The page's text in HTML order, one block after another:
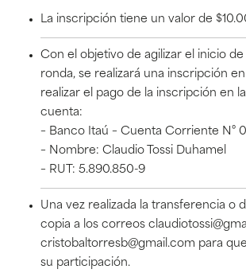
La inscripción tiene un valor de
Con el objetivo de agilizar el inicio
ronda, se realizará una inscripción
realizar el pago de la inscripción en
cuenta:
– Banco Itaú – Cuenta Corriente N°
– Nombre: Claudio Tossi Duhamel
– RUT: 5.890.850-9
Una vez realizada la transferencia o
copia a los correos
cristobaltorresb@gmail.com para
su participación.